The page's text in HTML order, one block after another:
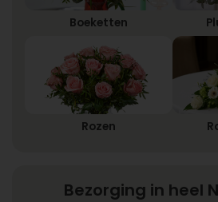
Boeketten
Rozen
Bezorging in heel